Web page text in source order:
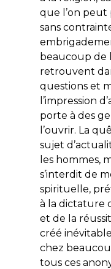
que l’on peut
sans
beaucoup de
retrouvent
questions et
l’impression
porte à des
l’ouvrir. La
sujet
les hommes,
s’interdit de
spirituelle,
à la dictature
et de la
créé
chez
tous ces